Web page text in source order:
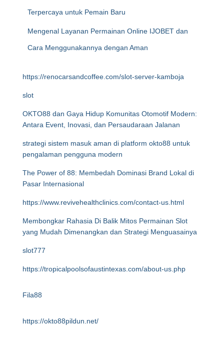
Terpercaya untuk Pemain Baru
Mengenal Layanan Permainan Online IJOBET dan
Cara Menggunakannya dengan Aman
https://renocarsandcoffee.com/slot-server-kamboja
slot
OKTO88 dan Gaya Hidup Komunitas Otomotif Modern:
Antara Event, Inovasi, dan Persaudaraan Jalanan
strategi sistem masuk aman di platform okto88 untuk
pengalaman pengguna modern
The Power of 88: Membedah Dominasi Brand Lokal di
Pasar Internasional
https://www.revivehealthclinics.com/contact-us.html
Membongkar Rahasia Di Balik Mitos Permainan Slot
yang Mudah Dimenangkan dan Strategi Menguasainya
slot777
https://tropicalpoolsofaustintexas.com/about-us.php
Fila88
https://okto88pildun.net/